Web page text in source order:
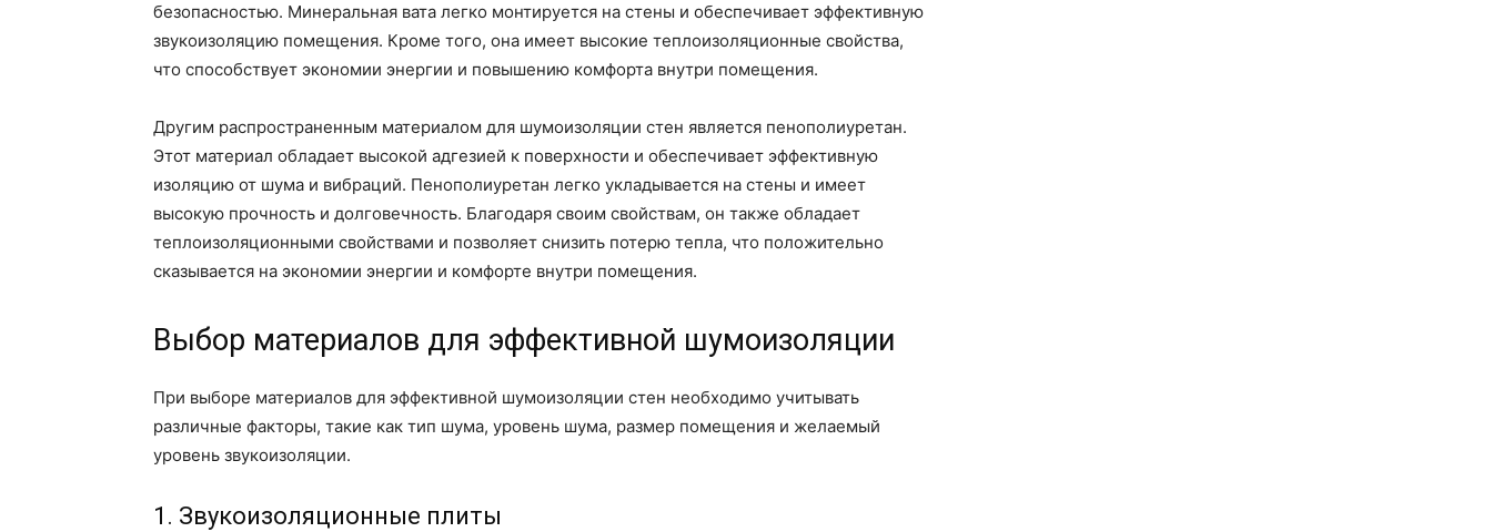
безопасностью. Минеральная вата легко монтируется на стены и обеспечивает эффективную
звукоизоляцию помещения. Кроме того, она имеет высокие теплоизоляционные свойства,
что способствует экономии энергии и повышению комфорта внутри помещения.
Другим распространенным материалом для шумоизоляции стен является пенополиуретан.
Этот материал обладает высокой адгезией к поверхности и обеспечивает эффективную
изоляцию от шума и вибраций. Пенополиуретан легко укладывается на стены и имеет
высокую прочность и долговечность. Благодаря своим свойствам, он также обладает
теплоизоляционными свойствами и позволяет снизить потерю тепла, что положительно
сказывается на экономии энергии и комфорте внутри помещения.
Выбор материалов для эффективной шумоизоляции
При выборе материалов для эффективной шумоизоляции стен необходимо учитывать
различные факторы, такие как тип шума, уровень шума, размер помещения и желаемый
уровень звукоизоляции.
1. Звукоизоляционные плиты